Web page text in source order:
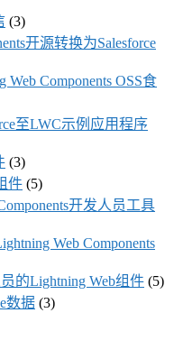
(3)
开源转换为Salesforce
Components OSS食
至LWC示例应用程序
(3)
件 (5)
开发人员工具
Web Components
的Lightning Web组件 (5)
数据 (3)